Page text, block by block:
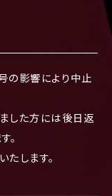
の影響により中止
した方には後日返
。
たします。